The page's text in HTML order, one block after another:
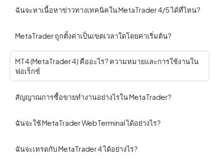
ฉันจะหาเนื้อหาข่าวทางเทคนิคใน MetaTrader 4/5 ได้ที่ไหน?
MetaTrader ถูกตั้งค่าเป็นเขตเวลาใดโดยค่าเริ่มต้น?
MT4 (MetaTrader 4) คืออะไร? ความหมายและการใช้งานใน
ฟอเร็กซ์
สัญญาณการซื้อขายทํางานอย่างไรใน MetaTrader?
ฉันจะใช้ MetaTrader WebTerminal ได้อย่างไร?
ฉันจะเทรดกับ MetaTrader 4 ได้อย่างไร?